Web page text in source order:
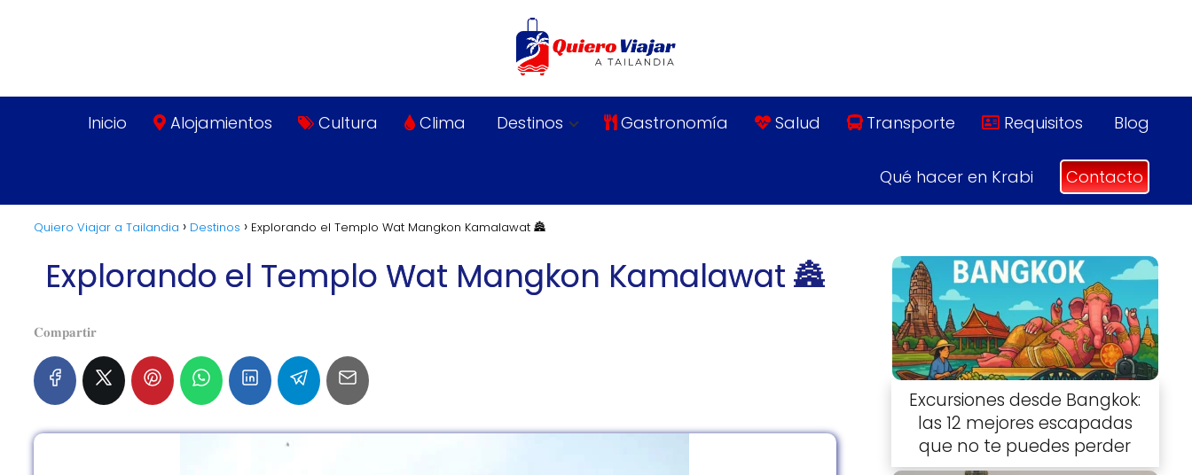
Inicio Alojamientos Cultura Clima Destinos Gastronomía Salud Transporte Requisitos Blog
Qué hacer en Krabi Contacto
Quiero Viajar a Tailandia Destinos Explorando el Templo Wat Mangkon Kamalawat 🏯
Explorando el Templo Wat Mangkon Kamalawat 🏯
𝐂𝐨𝐦𝐩𝐚𝐫𝐭𝐢𝐫
Excursiones desde Bangkok:
las 12 mejores escapadas
que no te puedes perder